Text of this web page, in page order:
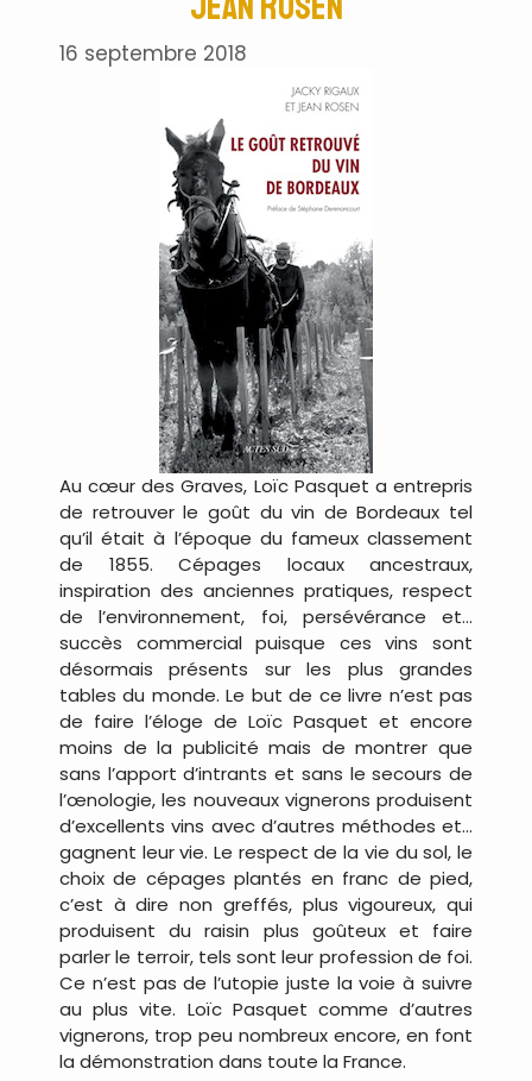
16 septembre 2018
Au cœur des Graves, Loïc Pasquet a entrepris
de retrouver le goût du vin de Bordeaux tel
qu’il était à l’époque du fameux classement
de 1855. Cépages locaux ancestraux,
inspiration des anciennes pratiques, respect
de l’environnement, foi, persévérance et…
succès commercial puisque ces vins sont
désormais présents sur les plus grandes
tables du monde. Le but de ce livre n’est pas
de faire l’éloge de Loïc Pasquet et encore
moins de la publicité mais de montrer que
sans l’apport d’intrants et sans le secours de
l’œnologie, les nouveaux vignerons produisent
d’excellents vins avec d’autres méthodes et…
gagnent leur vie. Le respect de la vie du sol, le
choix de cépages plantés en franc de pied,
c’est à dire non greffés, plus vigoureux, qui
produisent du raisin plus goûteux et faire
parler le terroir, tels sont leur profession de foi.
Ce n’est pas de l’utopie juste la voie à suivre
au plus vite. Loïc Pasquet comme d’autres
vignerons, trop peu nombreux encore, en font
la démonstration dans toute la France.